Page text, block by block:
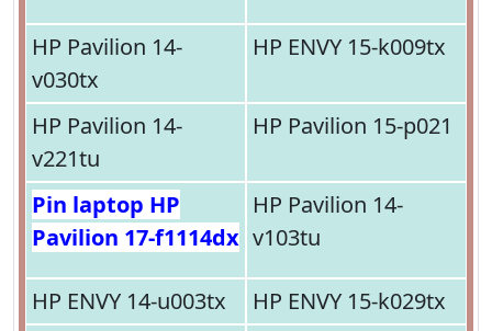
HP Pavilion 14-
v030tx
HP ENVY 15-k009tx
HP Pavilion 14-
v221tu
HP Pavilion 15-p021
Pin laptop HP
Pavilion 17-f1114dx
HP Pavilion 14-
v103tu
HP ENVY 14-u003tx
HP ENVY 15-k029tx